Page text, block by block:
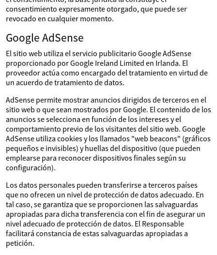
consentimiento expresamente otorgado, que puede ser
revocado en cualquier momento.
Google AdSense
El sitio web utiliza el servicio publicitario Google AdSense
proporcionado por Google Ireland Limited en Irlanda. El
proveedor actúa como encargado del tratamiento en virtud de
un acuerdo de tratamiento de datos.
AdSense permite mostrar anuncios dirigidos de terceros en el
sitio web o que sean mostrados por Google. El contenido de los
anuncios se selecciona en función de los intereses y el
comportamiento previo de los visitantes del sitio web. Google
AdSense utiliza cookies y los llamados "web beacons" (gráficos
pequeños e invisibles) y huellas del dispositivo (que pueden
emplearse para reconocer dispositivos finales según su
configuración).
Los datos personales pueden transferirse a terceros países
que no ofrecen un nivel de protección de datos adecuado. En
tal caso, se garantiza que se proporcionen las salvaguardas
apropiadas para dicha transferencia con el fin de asegurar un
nivel adecuado de protección de datos. El Responsable
facilitará constancia de estas salvaguardas apropiadas a
petición.